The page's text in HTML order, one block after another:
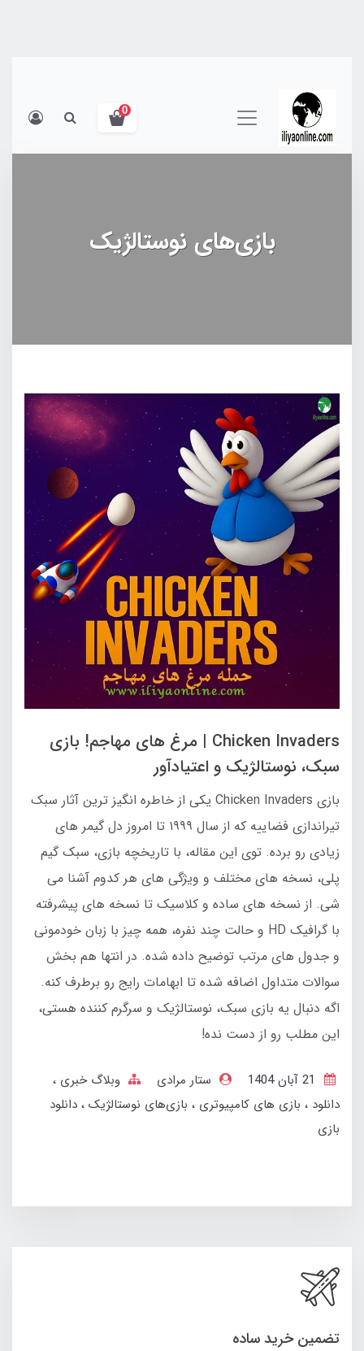
0
بازی‌های نوستالژیک
Chicken Invaders | مرغ‌ های مهاجم! بازی
سبک، نوستالژیک و اعتیادآور
بازی Chicken Invaders یکی از خاطره‌ انگیز ترین آثار سبک
تیراندازی فضاییه که از سال ۱۹۹۹ تا امروز دل گیمر های
زیادی رو برده. توی این مقاله، با تاریخچه بازی، سبک گیم‌
پلی، نسخه‌ های مختلف و ویژگی‌ های هر کدوم آشنا می‌
شی. از نسخه‌ های ساده و کلاسیک تا نسخه‌ های پیشرفته
با گرافیک HD و حالت چند نفره، همه چیز با زبان خودمونی
و جدول‌ های مرتب توضیح داده شده. در انتها هم بخش
سوالات متداول اضافه شده تا ابهامات رایج رو برطرف کنه.
اگه دنبال یه بازی سبک، نوستالژیک و سرگرم‌ کننده هستی،
این مطلب رو از دست نده!
ستار مرادی
وبلاگ خبری
دانلود
بازی های کامپیوتری بازی‌های نوستالژیک دانلود
بازی
تضمین خرید ساده